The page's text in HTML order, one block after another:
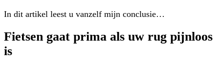
In dit artikel leest u vanzelf mijn conclusie…
Fietsen gaat prima als uw rug pijnloos
is